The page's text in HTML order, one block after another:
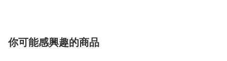
你可能感興趣的商品